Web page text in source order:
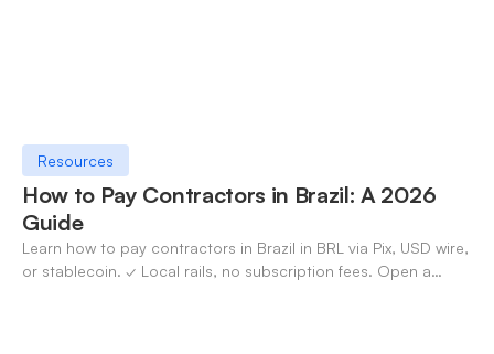
Resources
How to Pay Contractors in Brazil: A 2026
Guide
Learn how to pay contractors in Brazil in BRL via Pix, USD wire,
or stablecoin. ✓ Local rails, no subscription fees. Open a